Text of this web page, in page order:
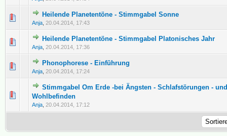
Heilende Planetentöne - Stimmgabel Sonne
Anja 20.04.2014, 17:43
0 Bewertung(en) - 0 von 5 durchschnittlich
1 2 345
Heilende Planetentöne - Stimmgabel Platonisches Jahr
Anja 20.04.2014, 17:36
0 Bewertung(en) - 0 von 5 durchschnittlich
1 2 345
Phonophorese - Einführung
Anja 20.04.2014, 17:24
0 Bewertung(en) - 0 von 5 durchschnittlich
12345
Stimmgabel Om Erde -bei Ängsten - Schlafstörungen -
Wohlbefinden
Anja 20.04.2014, 17:12
0 Bewertung(en) - 0 von 5 durchschnittlich